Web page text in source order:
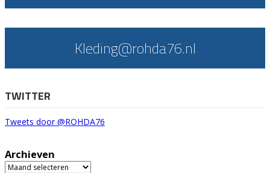
Kleding@rohda76.nl
TWITTER
Tweets door @ROHDA76
Archieven
Archieven